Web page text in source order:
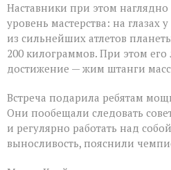
Наставники при этом
уровень мастерства: на
из сильнейших атлетов
200 килограммов. При этом
достижение — жим штанги
Встреча подарила ребятам
Они пообещали следовать
и регулярно работать над
выносливость, пояснили